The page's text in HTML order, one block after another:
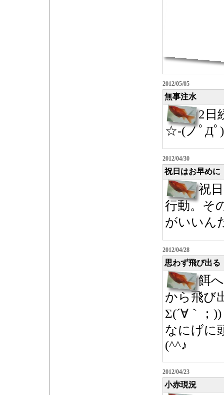
2012/05/05
無事注水
2日
☆-(ノﾟДﾟ)
2012/04/30
祝日はお早めに
祝
行動。そ
がいいん
2012/04/28
思わず飛び出る
餌
から飛び
Σ(´∀｀；))
なにげに
(^^♪
2012/04/23
小赤現況